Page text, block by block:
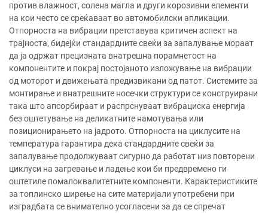
против влажност, солена магла и други корозивни елементи
на кои често се среќаваат во автомобилски апликации.
Отпорноста на вибрации претставува критичен аспект на
трајноста, бидејќи стандардните свеќи за запалување мораат
да ја одржат прецизната внатрешна порамнетост на
компонентите и покрај постојаното изложување на вибрации
од моторот и движењата предизвикани од патот. Системите за
монтирање и внатрешните носечки структури се конструирани
така што апсорбираат и распрснуваат вибрациска енергија
без оштетување на деликатните намотувања или
позиционирањето на јадрото. Отпорноста на циклусите на
температура гарантира дека стандардните свеќи за
запалување продолжуваат сигурно да работат низ повторени
циклуси на загревање и ладење кои би предвремено ги
оштетиле помалоквалитетните компоненти. Карактеристиките
за топлинско ширење на сите материјали употребени при
изградбата се внимателно усогласени за да се спречат